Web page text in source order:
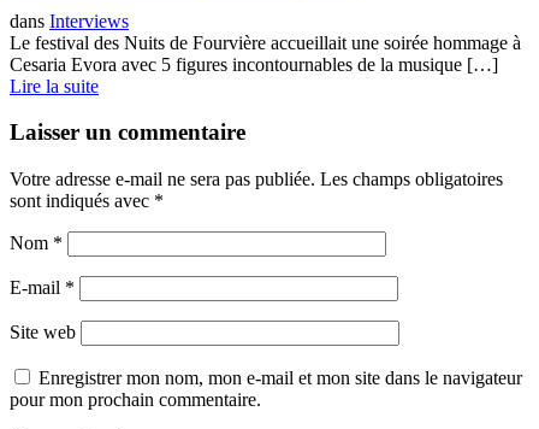
dans Interviews
Le festival des Nuits de Fourvière accueillait une soirée hommage à
Cesaria Evora avec 5 figures incontournables de la musique […]
Lire la suite
Laisser un commentaire
Votre adresse e-mail ne sera pas publiée. Les champs obligatoires
sont indiqués avec *
Nom *
E-mail *
Site web
Enregistrer mon nom, mon e-mail et mon site dans le navigateur
pour mon prochain commentaire.